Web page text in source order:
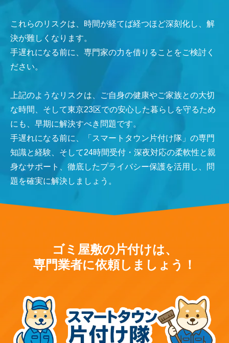
これらのリスクは、時間が経てば経つほど深刻化し、解
決が難しくなります。
手遅れになる前に、専門家の力を借りることをご検討く
ださい。
上記のようなリスクは、ご自身の健康やご家族との大切
な時間、そして東京23区での安心した暮らしを守るため
にも、早期に解決すべき問題です。
手遅れになる前に、「スマートタウン片付け隊」の専門
知識と経験、そして24時間受付・深夜対応の柔軟性と親
身なサポート、徹底したプライバシー保護を活用し、問
題を確実に解決しましょう。
ゴミ屋敷の片付けは、
専門業者に依頼しましょう！